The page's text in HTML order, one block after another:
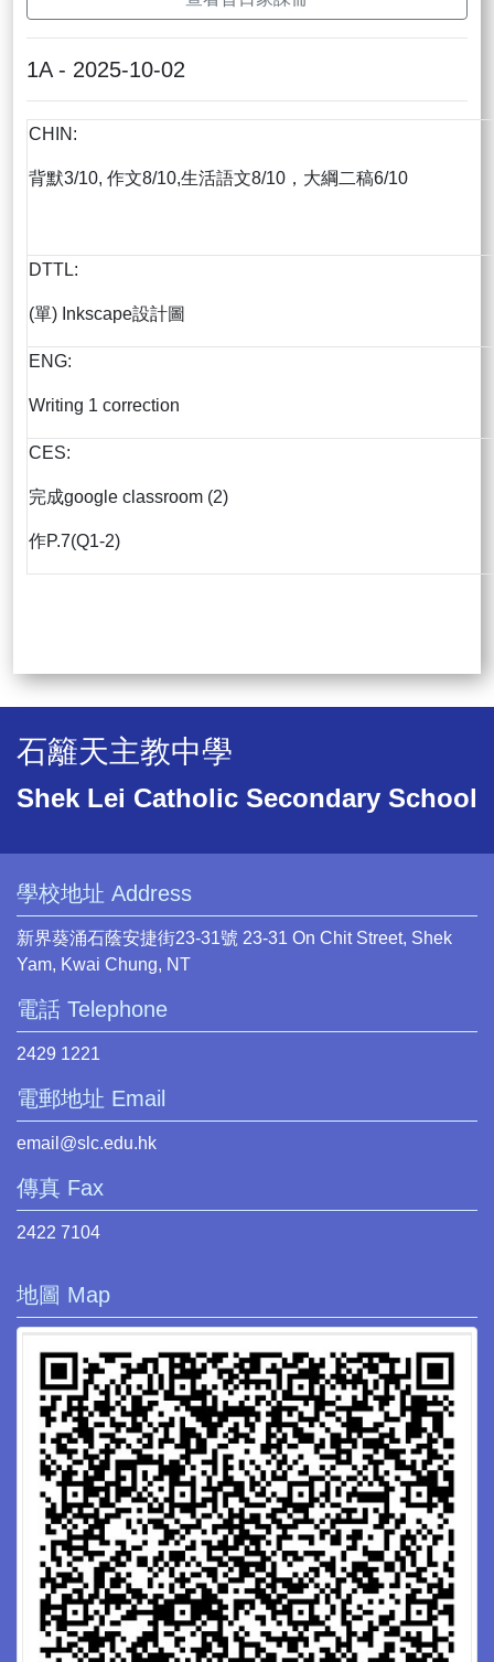
1A - 2025-10-02
CHIN:
背默3/10, 作文8/10,生活語文8/10，大綱二稿6/10
DTTL:
(單) Inkscape設計圖
ENG:
Writing 1 correction
CES:
完成google classroom (2)
作P.7(Q1-2)
石籬天主教中學
Shek Lei Catholic Secondary School
學校地址 Address
新界葵涌石蔭安捷街23-31號 23-31 On Chit Street, Shek
Yam, Kwai Chung, NT
電話 Telephone
2429 1221
電郵地址 Email
email@slc.edu.hk
傳真 Fax
2422 7104
地圖 Map